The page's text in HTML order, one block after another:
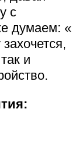
с
думаем: «
и